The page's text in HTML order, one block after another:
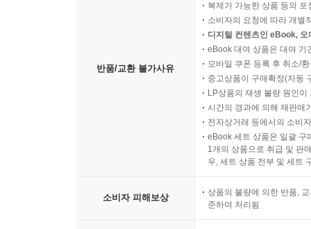
반품/교환 불가사유
복제가 가능한 상품 등의
소비자의 요청에 따라 개별
디지털 컨텐츠인 eBook,
eBook 대여 상품은 대여 기
모바일 쿠폰 등록 후 취소/
중고상품이 구매확정(자동
LP상품의 재생 불량 원인
시간의 경과에 의해 재판매
전자상거래 등에서의 소비
eBook 세트 상품은 일괄 구
1개의 상품으로 취급 및 판
우, 세트 상품 전부 및 세트
소비자 피해보상
상품의 불량에 의한 반품,
준하여 처리됨